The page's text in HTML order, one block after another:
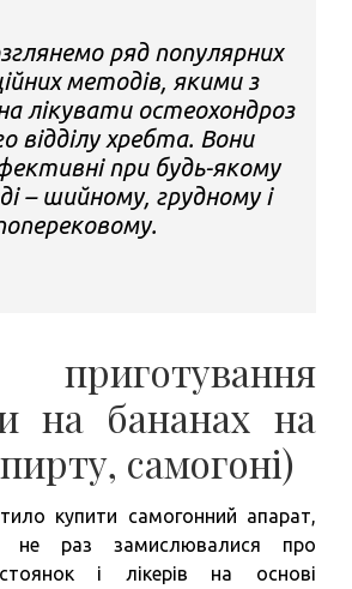
ряд популярних
методів, якими з
лікувати остеохондроз
відділу хребта. Вони
при будь-якому
– шийному, грудному і
на бананах на
самогоні)
купити самогонний апарат,
раз замислювалися про
і лікерів на основі